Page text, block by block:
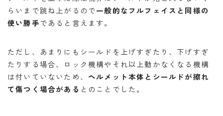
らいまで跳ね上がるので一般的なフルフェイスと同様の
使い勝手であると言えます。
ただし、あまりにもシールドを上げすぎたり、下げすぎ
たりする場合、ロック機構やそれ以上動かなくなる機構
は付いていないため、 ヘルメット本体とシールドが擦れ
て傷つく場合がある とのことでした。